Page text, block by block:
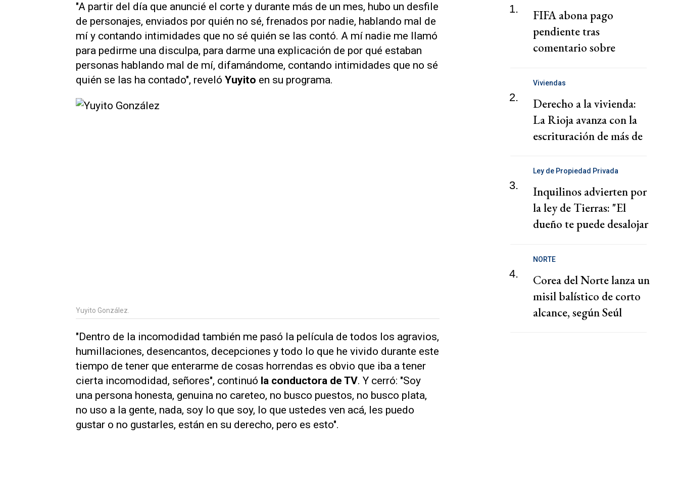
"A partir del día que anuncié el corte y durante más de un mes, hubo un desfile
de personajes, enviados por quién no sé, frenados por nadie, hablando mal de
mí y contando intimidades que no sé quién se las contó. A mí nadie me llamó
para pedirme una disculpa, para darme una explicación de por qué estaban
personas hablando mal de mí, difamándome, contando intimidades que no sé
quién se las ha contado", reveló Yuyito en su programa.
Yuyito González.
"Dentro de la incomodidad también me pasó la película de todos los agravios,
humillaciones, desencantos, decepciones y todo lo que he vivido durante este
tiempo de tener que enterarme de cosas horrendas es obvio que iba a tener
cierta incomodidad, señores", continuó la conductora de TV. Y cerró: "Soy
una persona honesta, genuina no careteo, no busco puestos, no busco plata,
no uso a la gente, nada, soy lo que soy, lo que ustedes ven acá, les puedo
gustar o no gustarles, están en su derecho, pero es esto".
1.
FIFA abona pago
pendiente tras
comentario sobre
de la Federación Jordana
2.
Viviendas
Derecho a la vivienda:
La Rioja avanza con la
escrituración de más de
3.
Ley de Propiedad Privada
Inquilinos advierten por
la ley de Tierras: "El
dueño te puede desalojar
4.
NORTE
Corea del Norte lanza un
misil balístico de corto
alcance, según Seúl